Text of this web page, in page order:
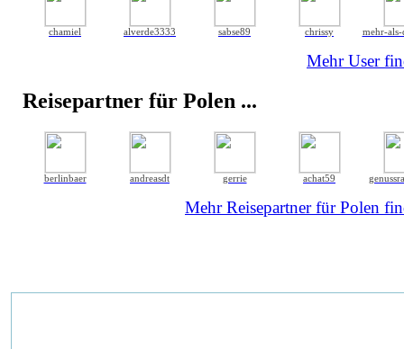
chamiel alverde3333 sabse89 chrissy mehr-
Mehr User
Reisepartner für Polen ...
berlinbaer andreasdt gerrie achat59
Mehr Reisepartner für Polen